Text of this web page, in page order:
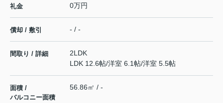
礼金 0万円
償却 / 敷引 - / -
間取り / 詳細
2LDK
LDK 12.6帖/洋室 6.1帖/洋室 5.5帖
面積 /
バルコニー面積
56.86㎡ / -